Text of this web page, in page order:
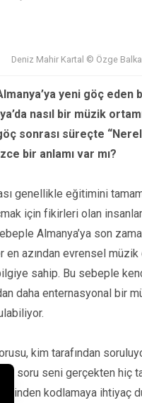
Deniz Mahir Kartal © Özge
yeni göç eden
nasıl bir müzik
göç sonrası süreçte
bir anlamı var mı?
genellikle eğitimini
için fikirleri olan
Almanya’ya son
en azından evrensel müzik
sahip. Bu sebeple
daha enternasyonal bir
kim tarafından
soru seni gerçekten hiç
kodlamaya ihtiyaç